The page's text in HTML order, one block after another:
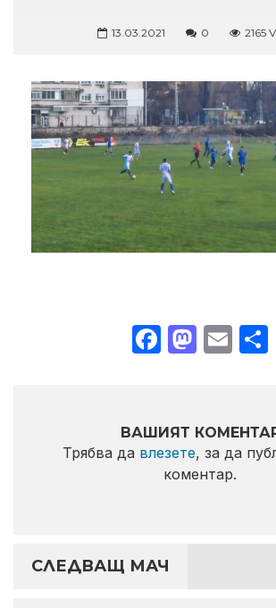
13.03.2021 0 2165
Facebook
ВАШИЯТ
Трябва да влезете, за да
коментар.
СЛЕДВАЩ МАЧ